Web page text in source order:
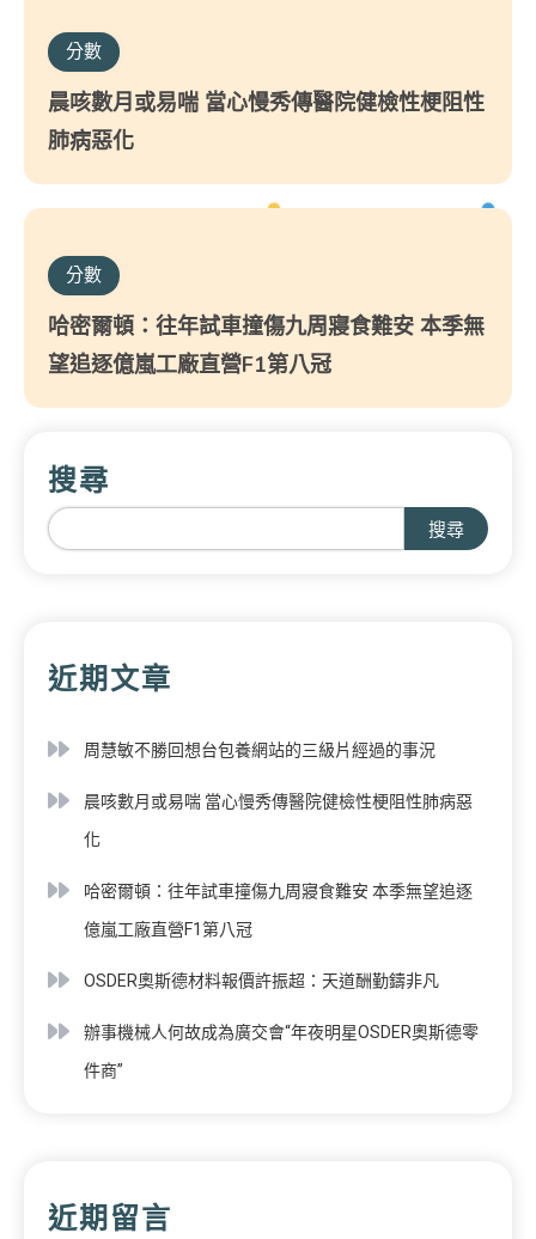
分數
晨咳數月或易喘 當心慢秀傳醫院健檢性梗阻性
肺病惡化
分數
哈密爾頓：往年試車撞傷九周寢食難安 本季無
望追逐億嵐工廠直營F1第八冠
搜尋
搜尋
近期文章
周慧敏不勝回想台包養網站的三級片經過的事況
晨咳數月或易喘 當心慢秀傳醫院健檢性梗阻性肺病惡
化
哈密爾頓：往年試車撞傷九周寢食難安 本季無望追逐
億嵐工廠直營F1第八冠
OSDER奧斯德材料報價許振超：天道酬勤鑄非凡
辦事機械人何故成為廣交會“年夜明星OSDER奧斯德零
件商”
近期留言